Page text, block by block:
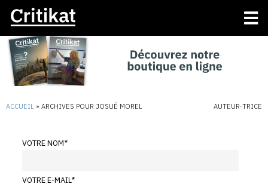
ACCUEIL » ARCHIVES POUR JOSUÉ MOREL AUTEUR·TRICE
VOTRE NOM*
VOTRE E-MAIL*